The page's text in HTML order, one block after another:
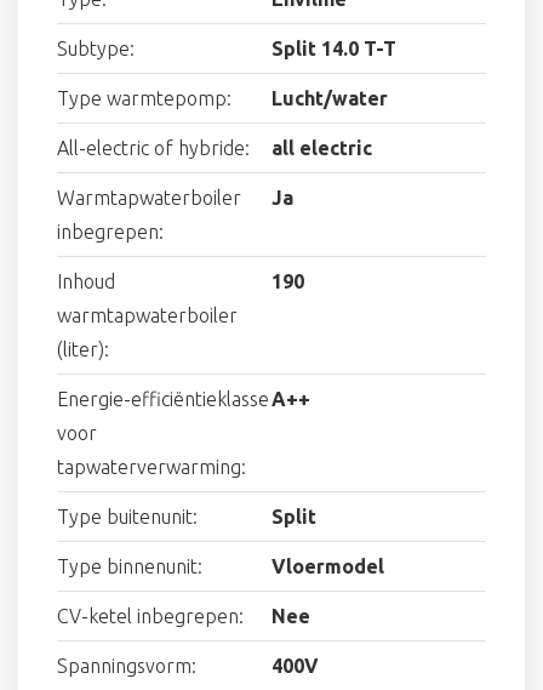
Subtype: Split 14.0 T-T
Type warmtepomp: Lucht/water
All-electric of hybride: all electric
Warmtapwaterboiler
inbegrepen:
Ja
Inhoud
warmtapwaterboiler
(liter):
190
Energie-efficiëntieklasse
voor
tapwaterverwarming:
A++
Type buitenunit: Split
Type binnenunit: Vloermodel
CV-ketel inbegrepen: Nee
Spanningsvorm: 400V